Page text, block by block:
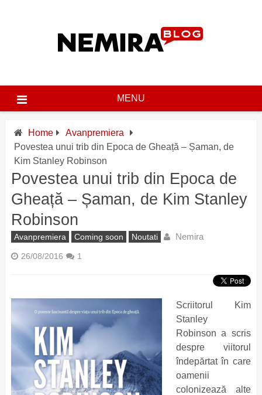
MENU
Home
Avanpremiera
Povestea unui trib din Epoca de Gheață – Șaman, de
Kim Stanley Robinson
Povestea unui trib din Epoca de
Gheață – Șaman, de Kim Stanley
Robinson
Avanpremiera Coming soon Noutati Nemira
26/08/2016 1
Scriitorul Kim
Stanley
Robinson a scris
despre viitorul
îndepărtat în care
oamenii
colonizează alte